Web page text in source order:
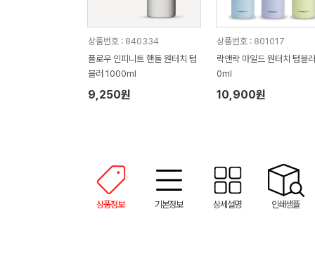
상품번호 : 840334
플로우 인피니트 핸들 원터치 텀
블러 1000ml
9,250원
상품번호 : 801017
락앤락 마일드 원터치 텀블
0ml
10,900원
상품정보 기본정보 상세설명 인쇄샘플